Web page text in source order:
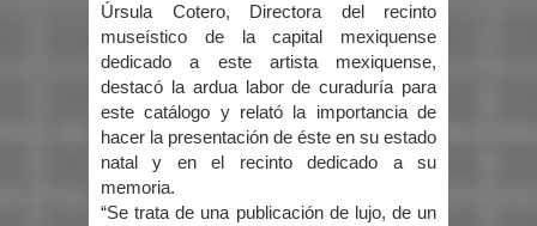
Úrsula Cotero, Directora del recinto
museístico de la capital mexiquense
dedicado a este artista mexiquense,
destacó la ardua labor de curaduría para
este catálogo y relató la importancia de
hacer la presentación de éste en su estado
natal y en el recinto dedicado a su
memoria.
“Se trata de una publicación de lujo, de un